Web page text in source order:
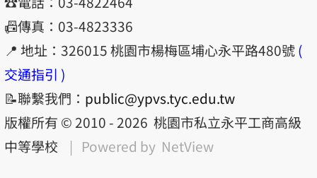
📠傳真：03-4823336
📍 地址：326015 桃園市楊梅區埔心永平路480號(
交通指引 )
📝聯繫我們： public@ypvs.tyc.edu.tw
版權所有 © 2010 - 2026 桃園市私立永平工商高級
中等學校
| Powered by NetView